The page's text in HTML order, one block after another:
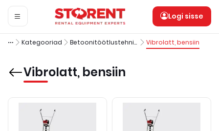
Logi sisse
Kategooriad Betoonitöötlustehnika Vibrolatt, bensiin
Vibrolatt, bensiin